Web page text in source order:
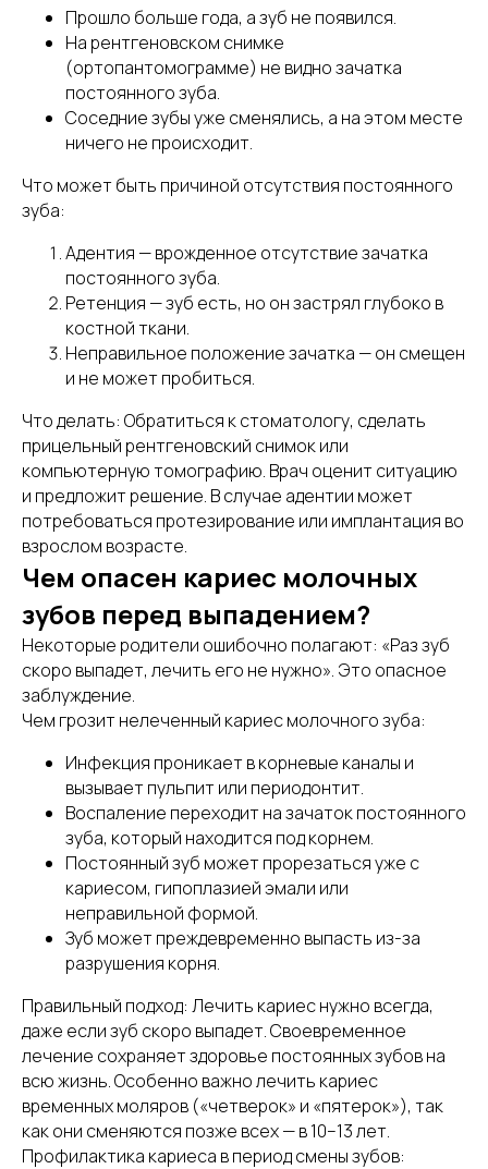
Прошло больше года, а зуб не появился.
На рентгеновском снимке
(ортопантомограмме) не видно зачатка
постоянного зуба.
Соседние зубы уже сменялись, а на этом месте
ничего не происходит.
Что может быть причиной отсутствия постоянного
зуба:
Адентия — врожденное отсутствие зачатка
постоянного зуба.
Ретенция — зуб есть, но он застрял глубоко в
костной ткани.
Неправильное положение зачатка — он смещен
и не может пробиться.
Что делать: Обратиться к стоматологу, сделать
прицельный рентгеновский снимок или
компьютерную томографию. Врач оценит ситуацию
и предложит решение. В случае адентии может
потребоваться протезирование или имплантация во
взрослом возрасте.
Чем опасен кариес молочных
зубов перед выпадением?
Некоторые родители ошибочно полагают: «Раз зуб
скоро выпадет, лечить его не нужно». Это опасное
заблуждение.
Чем грозит нелеченный кариес молочного зуба:
Инфекция проникает в корневые каналы и
вызывает пульпит или периодонтит.
Воспаление переходит на зачаток постоянного
зуба, который находится под корнем.
Постоянный зуб может прорезаться уже с
кариесом, гипоплазией эмали или
неправильной формой.
Зуб может преждевременно выпасть из-за
разрушения корня.
Правильный подход: Лечить кариес нужно всегда,
даже если зуб скоро выпадет. Своевременное
лечение сохраняет здоровье постоянных зубов на
всю жизнь. Особенно важно лечить кариес
временных моляров («четверок» и «пятерок»), так
как они сменяются позже всех — в 10–13 лет.
Профилактика кариеса в период смены зубов: